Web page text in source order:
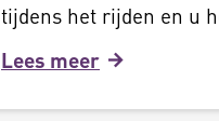
tijdens het rijden en u
Lees meer